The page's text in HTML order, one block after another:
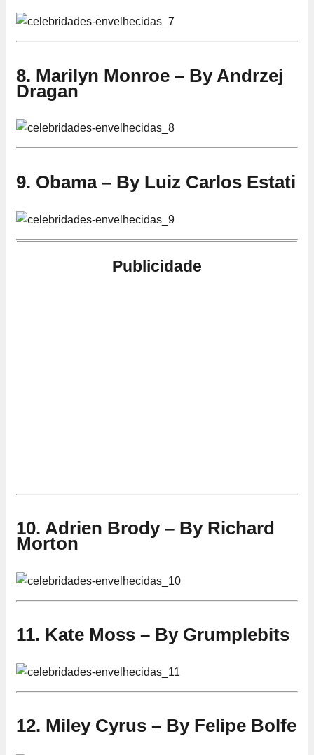
8. Marilyn Monroe – By Andrzej
Dragan
9. Obama – By Luiz Carlos Estati
Publicidade
10. Adrien Brody – By Richard
Morton
11. Kate Moss – By Grumplebits
12. Miley Cyrus – By Felipe Bolfe